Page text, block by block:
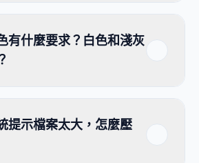
有什麼要求？白色和淺灰
提示檔案太大，怎麼壓